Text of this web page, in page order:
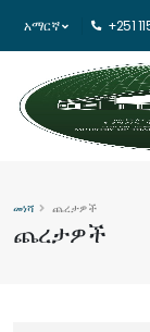
አማርኛ +251
ጨረታዎች
መነሻ ጨረታዎች